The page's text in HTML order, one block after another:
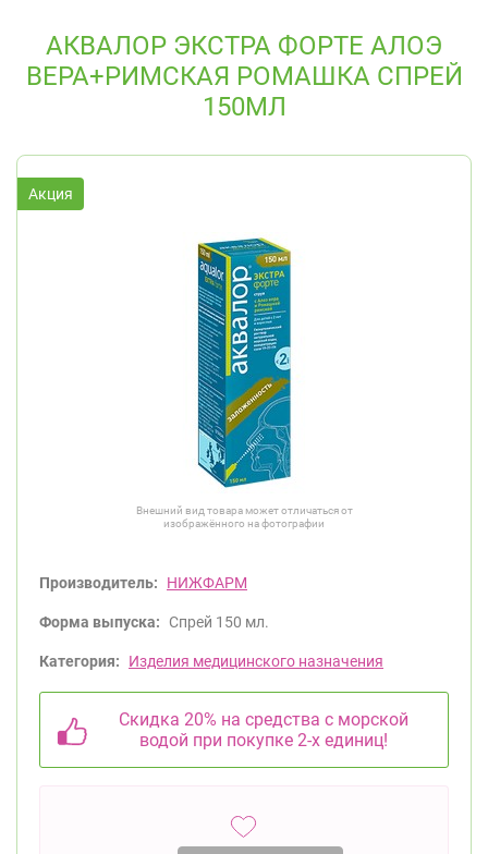
АКВАЛОР ЭКСТРА ФОРТЕ АЛОЭ
ВЕРА+РИМСКАЯ РОМАШКА СПРЕЙ
150МЛ
Внешний вид товара может отличаться от
изображённого на фотографии
Производитель: НИЖФАРМ
Форма выпуска: Спрей 150 мл.
Категория: Изделия медицинского назначения
Скидка 20% на средства с морской
водой при покупке 2-х единиц!